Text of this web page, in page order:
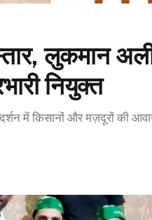
लुकमान
नियुक्त
में किसानों और मज़दूरों की